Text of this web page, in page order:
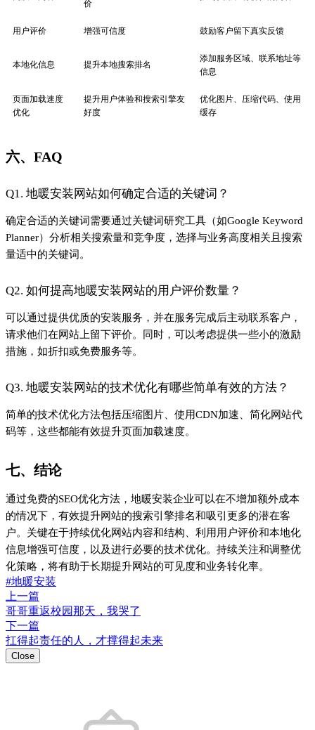
可以通过提供优质的安装服务，并在服务完成后主动联系客户，
措施，如折扣或免费服务等。
Q3. 地暖安装网站的技术优化有哪些简单有效的方法？
的情况下，有效提升网站的搜索引擎排名和吸引更多的潜在客
户。关键在于持续优化网站内容和结构、利用用户评价和本地化
信息增强可信度，以及进行必要的技术优化。持续关注和调整优
#地暖安装
哥哥重返校园那天，我哭了
下一篇
扛得起责任的人，才撑得起未来
喜欢这篇内容吗？ 点击评论
登录评论
0
0